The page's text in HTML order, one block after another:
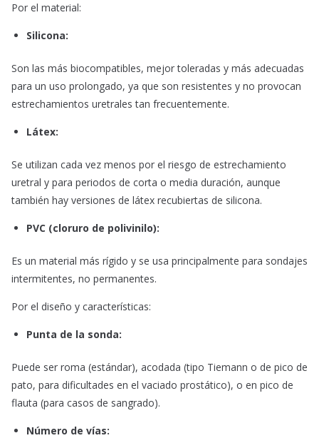
Por el material:
Silicona:
Son las más biocompatibles, mejor toleradas y más adecuadas
para un uso prolongado, ya que son resistentes y no provocan
estrechamientos uretrales tan frecuentemente.
Látex:
Se utilizan cada vez menos por el riesgo de estrechamiento
uretral y para periodos de corta o media duración, aunque
también hay versiones de látex recubiertas de silicona.
PVC (cloruro de polivinilo):
Es un material más rígido y se usa principalmente para sondajes
intermitentes, no permanentes.
Por el diseño y características:
Punta de la sonda:
Puede ser roma (estándar), acodada (tipo Tiemann o de pico de
pato, para dificultades en el vaciado prostático), o en pico de
flauta (para casos de sangrado).
Número de vías: